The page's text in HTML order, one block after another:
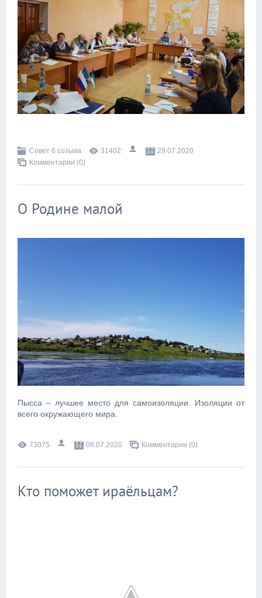
Совет 6 созыва 31402
29.07.2020
Комментарии (0)
О Родине малой
Пысса – лучшее место для самоизоляции. Изоляции от
всего окружающего мира.
73075 08.07.2020 Комментарии (0)
Кто поможет ираёльцам?